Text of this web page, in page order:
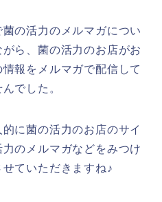
の活力のメルマガについ
ら、菌の活力のお店がお
報をメルマガで配信して
でした。
に菌の活力のお店のサイ
のメルマガなどをみつけ
ていただきますね♪